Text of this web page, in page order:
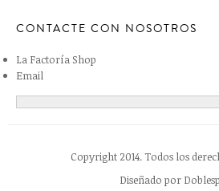
CONTACTE CON NOSOTROS
La Factoría Shop
Email
Copyright 2014. Todos los
Diseñado por